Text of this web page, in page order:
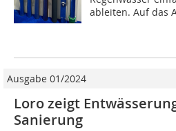
ableiten. Auf das
Ausgabe 01/2024
Loro zeigt
Sanierung